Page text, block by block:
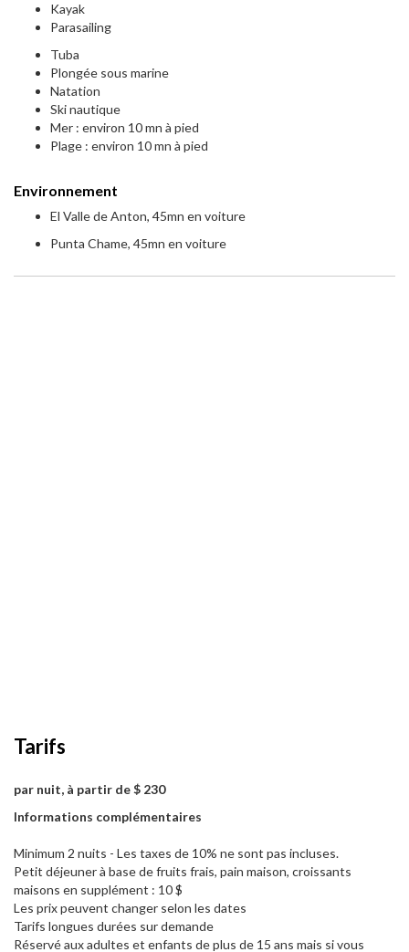
Kayak
Parasailing
Tuba
Plongée sous marine
Natation
Ski nautique
Mer : environ 10 mn à pied
Plage : environ 10 mn à pied
Environnement
El Valle de Anton, 45mn en voiture
Punta Chame, 45mn en voiture
Tarifs
par nuit, à partir de $ 230
Informations complémentaires
Minimum 2 nuits - Les taxes de 10% ne sont pas incluses.
Petit déjeuner à base de fruits frais, pain maison, croissants
maisons en supplément : 10 $
Les prix peuvent changer selon les dates
Tarifs longues durées sur demande
Réservé aux adultes et enfants de plus de 15 ans mais si vous